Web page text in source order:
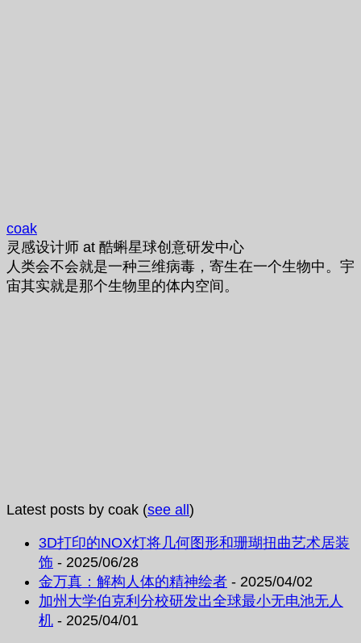
coak
灵感设计师 at 酷蝌星球创意研发中心
人类会不会就是一种三维病毒，寄生在一个生物中。宇
宙其实就是那个生物里的体内空间。
Latest posts by coak (see all)
3D打印的NOX灯将几何图形和珊瑚扭曲艺术居装
饰 - 2025/06/28
金万真：解构人体的精神绘者 - 2025/04/02
加州大学伯克利分校研发出全球最小无电池无人
机 - 2025/04/01